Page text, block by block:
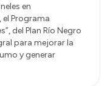
en
Programa
del Plan Río Negro
para mejorar la
y generar